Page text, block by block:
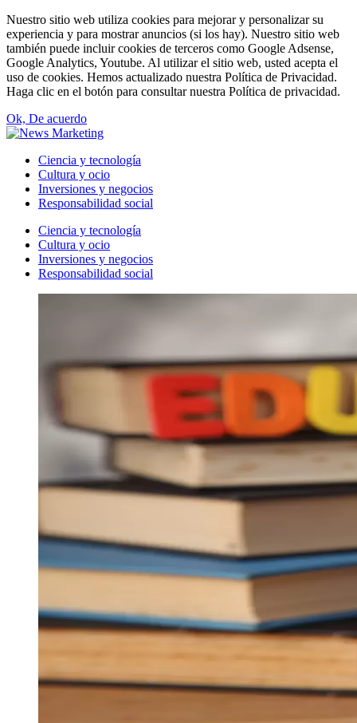
Nuestro sitio web utiliza cookies para mejorar y personalizar su
experiencia y para mostrar anuncios (si los hay). Nuestro sitio web
también puede incluir cookies de terceros como Google Adsense,
Google Analytics, Youtube. Al utilizar el sitio web, usted acepta el
uso de cookies. Hemos actualizado nuestra Política de Privacidad.
Haga clic en el botón para consultar nuestra Política de privacidad.
Ok, De acuerdo
Ciencia y tecnología
Cultura y ocio
Inversiones y negocios
Responsabilidad social
Ciencia y tecnología
Cultura y ocio
Inversiones y negocios
Responsabilidad social